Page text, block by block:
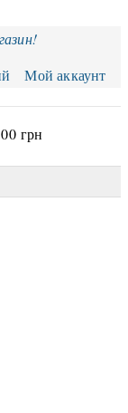
Мой аккаунт
грн